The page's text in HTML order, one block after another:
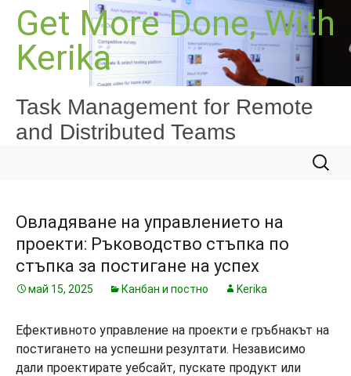
Към
съдържанието
Get More Done, With
Kerika
Task Management for Remote
and Distributed Teams
за:
Овладяване на управлението на
проекти: Ръководство стъпка по
стъпка за постигане на успех
май 15, 2025 Канбан и постно Kerika
Ефективното управление на проекти е гръбнакът на
постигането на успешни резултати. Независимо
дали проектирате уебсайт, пускате продукт или